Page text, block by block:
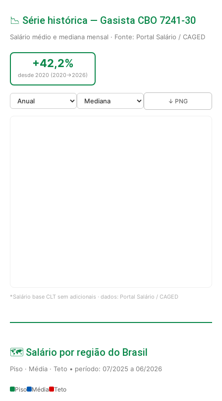
📉 Série histórica — Gasista CBO 7241-30
Salário médio e mediana mensal · Fonte: Portal Salário / CAGED
+42,2%
desde 2020 (2020→2026)
↓ PNG
*Salário base CLT sem adicionais · dados: Portal Salário / CAGED
🗺️ Salário por região do Brasil
Piso · Média · Teto • período: 07/2025 a 06/2026
Piso Média Teto